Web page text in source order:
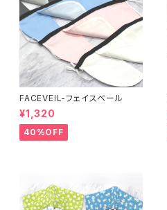
FACEVEIL-フェイスベール
¥1,320
40%OFF